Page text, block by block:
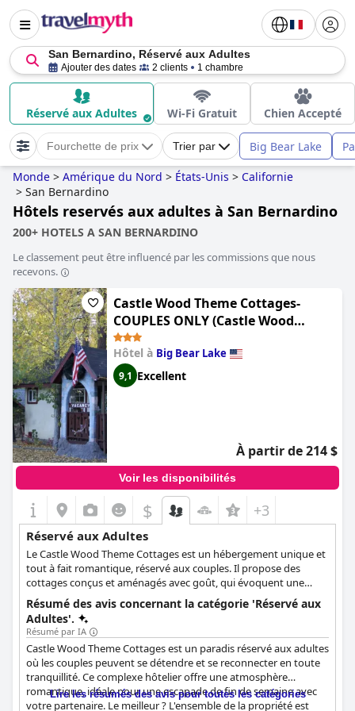
San Bernardino, Réservé aux Adultes
Ajouter des dates 2 clients 1 chambre
Réservé aux Adultes Wi-Fi Gratuit Chien Accepté
Fourchette de prix Trier par Big Bear Lake
Monde > Amérique du Nord > États-Unis > Californie
> San Bernardino
Hôtels reservés aux adultes à San Bernardino
200+ HOTELS A SAN BERNARDINO
Le classement peut être influencé par les commissions que nous
recevons.
Castle Wood Theme Cottages-
COUPLES ONLY (Castle Wood
Cottages)
Hôtel à Big Bear Lake
9,1 Excellent
À partir de 214 $
Voir les disponibilités
$ +3
Réservé aux Adultes
Le Castle Wood Theme Cottages est un hébergement unique et
tout à fait romantique, réservé aux couples. Il propose des
cottages conçus et aménagés avec goût, qui évoquent une
atmosphère de conte de fées et donnent l'impression d'avoir
été transportés dans le cadre médiéval le plus romantique.
Outre des options d'hébergement confortables, ce charmant
hôtel réservé aux adultes propose également des équipements
romantiques spéciaux tels que des pétales de rose, des
massages en chambre, etc. pour vous garantir un séjour
inoubliable.
Résumé des avis concernant la catégorie 'Réservé aux
Adultes'.
Résumé par IA
Castle Wood Theme Cottages est un paradis réservé aux adultes
où les couples peuvent se détendre et se reconnecter en toute
tranquillité. Ce complexe hôtelier offre une atmosphère
romantique, idéale pour une escapade de fin de semaine avec
votre partenaire. Le meilleur ? L'ensemble de la propriété est
Lire les résumés des avis pour toutes les catégories